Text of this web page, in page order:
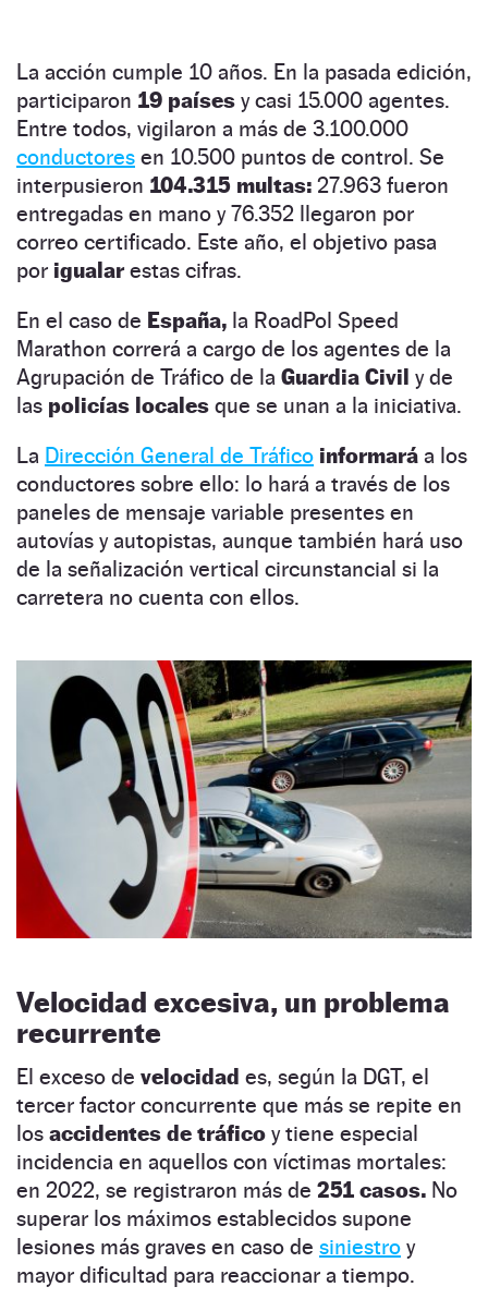
La acción cumple 10 años. En la pasada edición,
participaron 19 países y casi 15.000 agentes.
Entre todos, vigilaron a más de 3.100.000
conductores en 10.500 puntos de control. Se
interpusieron 104.315 multas: 27.963 fueron
entregadas en mano y 76.352 llegaron por
correo certificado. Este año, el objetivo pasa
por igualarestas cifras.
En el caso de España, la RoadPol Speed
Marathon correrá a cargo de los agentes de la
Agrupación de Tráfico de la Guardia Civil y de
las policías locales que se unan a la iniciativa.
La Dirección General de Tráfico informará a los
conductores sobre ello: lo hará a través de los
paneles de mensaje variable presentes en
autovías y autopistas, aunque también hará uso
de la señalización vertical circunstancial si la
carretera no cuenta con ellos.
Velocidad excesiva, un problema
recurrente
El exceso de velocidad es, según la DGT, el
tercer factor concurrente que más se repite en
los accidentes de tráfico y tiene especial
incidencia en aquellos con víctimas mortales:
en 2022, se registraron más de 251 casos. No
superar los máximos establecidos supone
lesiones más graves en caso de siniestro y
mayor dificultad para reaccionar a tiempo.